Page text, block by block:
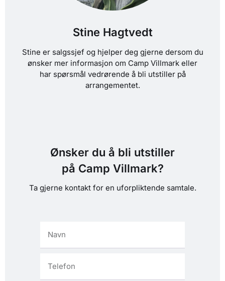
Stine Hagtvedt
Stine er salgssjef og hjelper deg gjerne dersom du
ønsker mer informasjon om Camp Villmark eller
har spørsmål vedrørende å bli utstiller på
arrangementet.
Ønsker du å bli utstiller
på Camp Villmark?
Ta gjerne kontakt for en uforpliktende samtale.